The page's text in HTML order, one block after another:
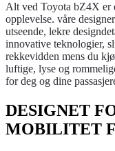
Alt ved Toyota bZ4X er
opplevelse. våre
utseende, lekre
innovative teknologier,
rekkevidden mens du
luftige, lyse og
for deg og dine
DESIGNET
MOBILITET